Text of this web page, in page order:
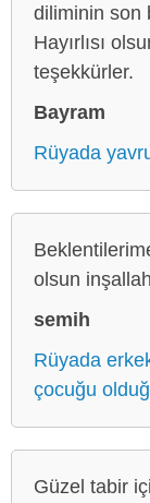
diliminin son
Hayırlısı
teşekkürler.
Bayram
Rüyada
olsun
semih
Rüyada
çocuğu
Güzel tabir